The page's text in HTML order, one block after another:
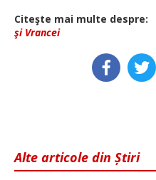
Citeşte mai multe despre:
şi Vrancei
Alte articole din Știri